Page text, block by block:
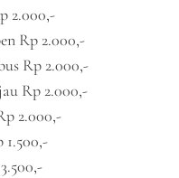
2.000,-
Rp 2.000,-
Rp 2.000,-
Rp 2.000,-
2.000,-